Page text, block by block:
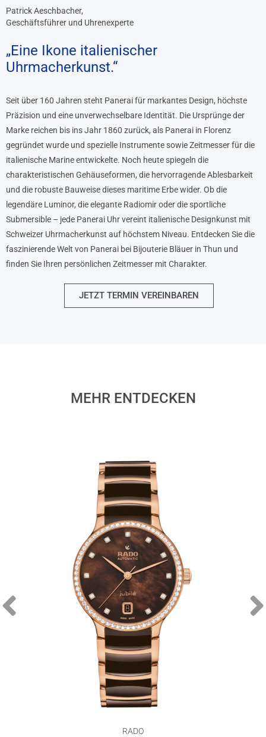
Patrick Aeschbacher,
Geschäftsführer und Uhrenexperte
„Eine Ikone italienischer
Uhrmacherkunst.“
Seit über 160 Jahren steht Panerai für markantes Design, höchste
Präzision und eine unverwechselbare Identität. Die Ursprünge der
Marke reichen bis ins Jahr 1860 zurück, als Panerai in Florenz
gegründet wurde und spezielle Instrumente sowie Zeitmesser für die
italienische Marine entwickelte. Noch heute spiegeln die
charakteristischen Gehäuseformen, die hervorragende Ablesbarkeit
und die robuste Bauweise dieses maritime Erbe wider. Ob die
legendäre Luminor, die elegante Radiomir oder die sportliche
Submersible – jede Panerai Uhr vereint italienische Designkunst mit
Schweizer Uhrmacherkunst auf höchstem Niveau. Entdecken Sie die
faszinierende Welt von Panerai bei Bijouterie Bläuer in Thun und
finden Sie Ihren persönlichen Zeitmesser mit Charakter.
JETZT TERMIN VEREINBAREN
MEHR ENTDECKEN
RADO